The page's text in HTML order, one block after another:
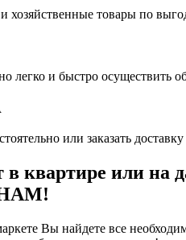
хозяйственные товары по
легко и быстро осуществить
или заказать
квартире или на
Вы найдете все